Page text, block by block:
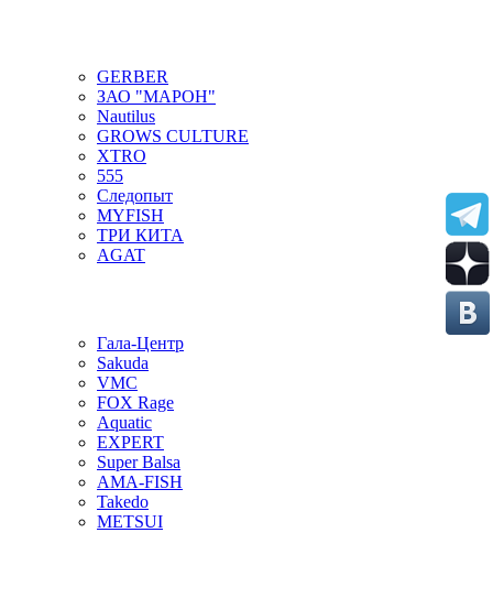
GERBER
ЗАО "МАРОН"
Nautilus
GROWS CULTURE
XTRO
555
Следопыт
MYFISH
ТРИ КИТА
AGAT
Гала-Центр
Sakuda
VMC
FOX Rage
Aquatic
EXPERT
Super Balsa
AMA-FISH
Takedo
METSUI